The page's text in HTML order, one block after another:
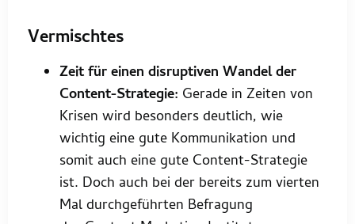
Vermischtes
Zeit für einen disruptiven Wandel der
Content-Strategie: Gerade in Zeiten von
Krisen wird besonders deutlich, wie
wichtig eine gute Kommunikation und
somit auch eine gute Content-Strategie
ist. Doch auch bei der bereits zum vierten
Mal durchgeführten Befragung